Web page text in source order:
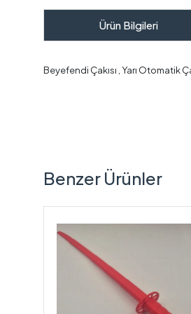
Ürün Bilgileri
Beyefendi Çakısı , Yarı Otomatik
Benzer Ürünler